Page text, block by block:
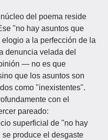
del poema reside
"no hay asuntos que
a la perfección de la
denuncia velada del
— no es que
que los asuntos son
como "inexistentes".
con el
pareado:
superficial de "no hay
produce el desgaste